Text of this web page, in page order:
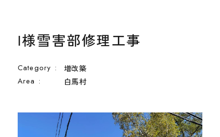
新着情報
お問い合わせ
I様雪害部修理工事
Category : 増改築
Area : 白馬村